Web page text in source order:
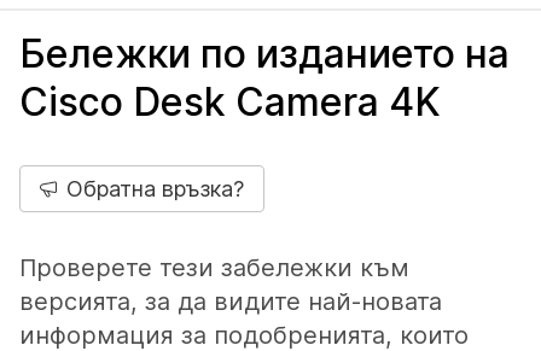
Бележки по изданието на
Cisco Desk Camera 4K
Обратна връзка?
Проверете тези забележки към
версията, за да видите най-новата
информация за подобренията, които